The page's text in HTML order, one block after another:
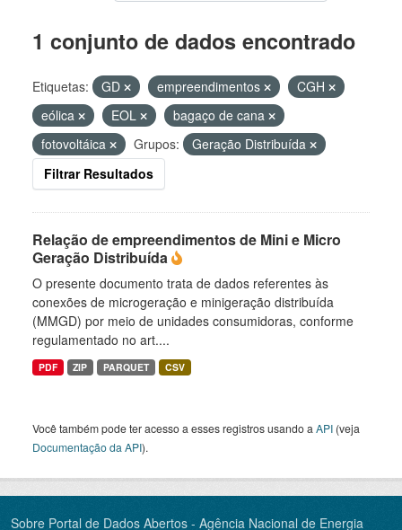
1 conjunto de dados encontrado
Etiquetas: GD empreendimentos
CGH
eólica
EOL
bagaço de cana
fotovoltáica
Grupos:
Geração Distribuída
Filtrar Resultados
Relação de empreendimentos de Mini e Micro
Geração Distribuída
O presente documento trata de dados referentes às
conexões de microgeração e minigeração distribuída
(MMGD) por meio de unidades consumidoras, conforme
regulamentado no art....
PDF ZIP PARQUET CSV
Você também pode ter acesso a esses registros usando a API (veja
Documentação da API).
Sobre Portal de Dados Abertos - Agência Nacional de Energia